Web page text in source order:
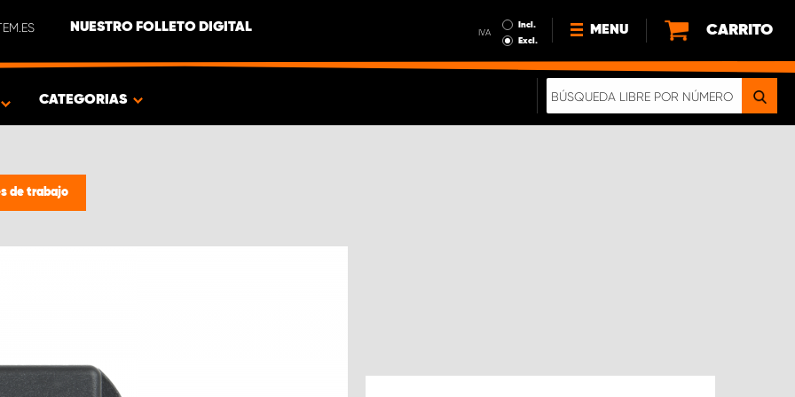
NUESTRO FOLLETO DIGITAL IVA
Incl.
Excl.
MENU
NOTICIAS
CARRITO
CATEGORIAS
de trabajo